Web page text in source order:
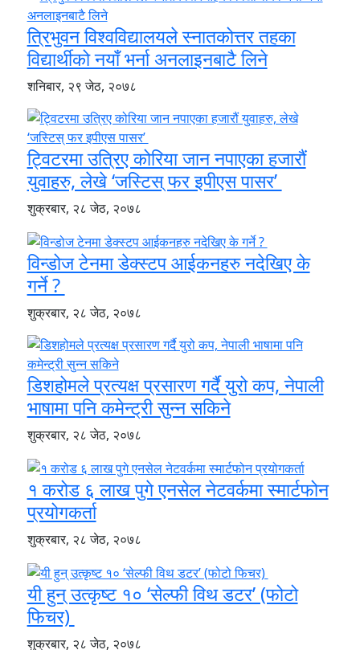
त्रिभुवन विश्वविद्यालयले स्नातकोत्तर तहका
विद्यार्थीको नयाँ भर्ना अनलाइनबाटै लिने
शनिबार, २९ जेठ, २०७८
ट्विटरमा उत्रिए कोरिया जान नपाएका हजारौं
युवाहरु, लेखे ‘जस्टिस् फर इपीएस पासर’
शुक्रबार, २८ जेठ, २०७८
विन्डोज टेनमा डेक्स्टप आईकनहरु नदेखिए के
गर्ने ?
शुक्रबार, २८ जेठ, २०७८
डिशहोमले प्रत्यक्ष प्रसारण गर्दै युरो कप, नेपाली
भाषामा पनि कमेन्ट्री सुन्न सकिने
शुक्रबार, २८ जेठ, २०७८
१ करोड ६ लाख पुगे एनसेल नेटवर्कमा स्मार्टफोन
प्रयोगकर्ता
शुक्रबार, २८ जेठ, २०७८
यी हुन् उत्कृष्ट १० ‘सेल्फी विथ डटर’ (फोटो
फिचर)
शुक्रबार, २८ जेठ, २०७८